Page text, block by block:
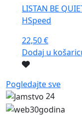
LISTAN BE
HSpeed
22,50€
Dodaj u
Pogledajte sve
24